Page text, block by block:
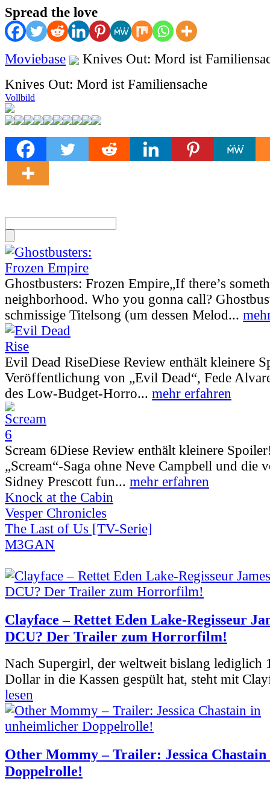
Spread the love
Moviebase
Knives Out: Mord ist
Knives Out: Mord ist Familiensache
Vollbild
Ghostbusters: Frozen Empire„If there’s
neighborhood. Who you gonna call?
schmissige Titelsong (um dessen Melod...
Evil Dead RiseDiese Review enthält kleinere
Veröffentlichung von „Evil Dead“, Fede
des Low-Budget-Horro... mehr erfahren
Scream 6Diese Review enthält kleinere
„Scream“-Saga ohne Neve Campbell und die
Sidney Prescott fun... mehr erfahren
Knock at the Cabin
Vesper Chronicles
The Last of Us [TV-Serie]
M3GAN
Clayface – Rettet Eden Lake-Regisseur
DCU? Der Trailer zum Horrorfilm!
Nach Supergirl, der weltweit bislang lediglich
Dollar in die Kassen gespült hat, steht mit
lesen
Other Mommy – Trailer: Jessica
Doppelrolle!